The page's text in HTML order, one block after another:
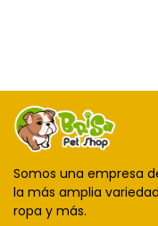
Somos una empresa
la más amplia
ropa y más.